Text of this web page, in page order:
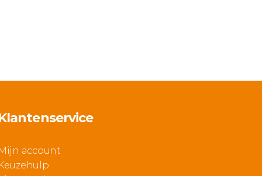
account